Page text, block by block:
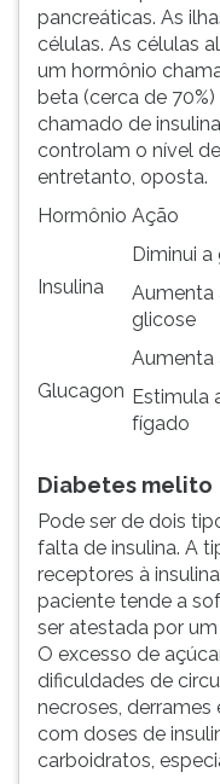
pancreáticas. As
células. As células
um hormônio
beta (cerca de
chamado de
controlam o nível
entretanto, oposta.
Hormônio Ação
Insulina
Diminui
Aumenta
glicose
Glucagon
Aumenta
Estimula
fígado
Diabetes melito
Pode ser de dois
falta de insulina. A
receptores à
paciente tende a
ser atestada por
O excesso de
dificuldades de
necroses,
com doses de
carboidratos,